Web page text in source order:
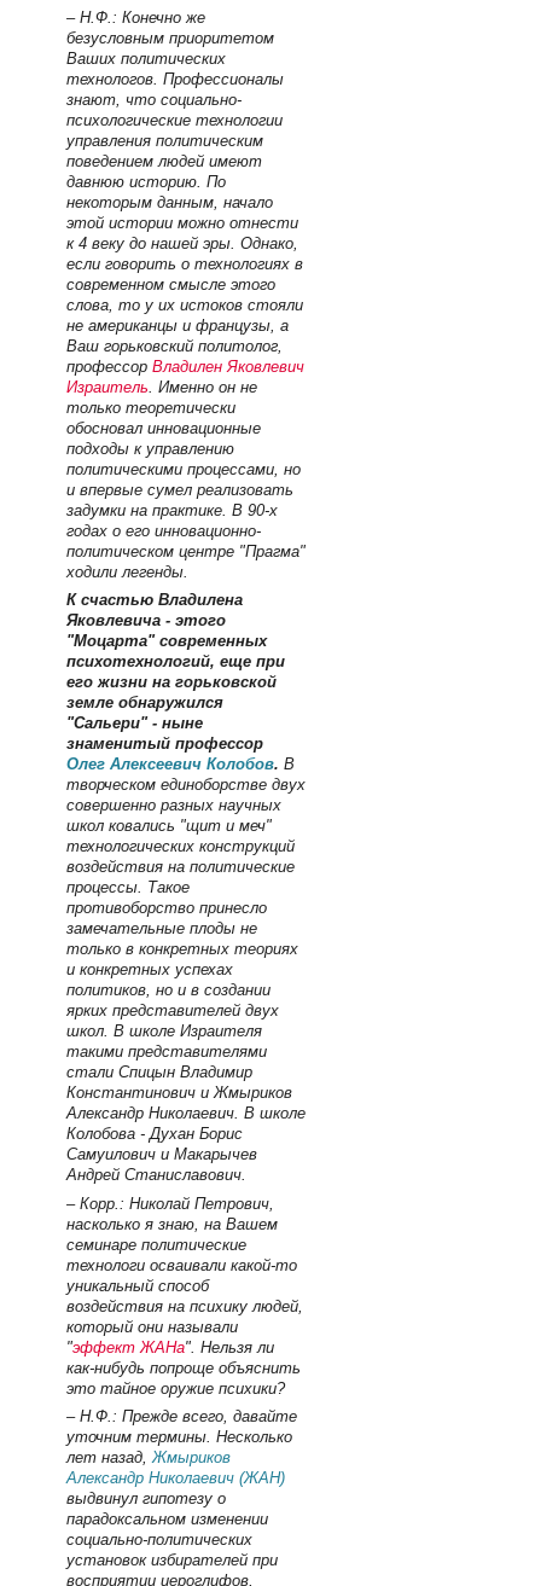
– Н.Ф.: Конечно же
безусловным приоритетом
Ваших политических
технологов. Профессионалы
знают, что социально-
психологические технологии
управления политическим
поведением людей имеют
давнюю историю. По
некоторым данным, начало
этой истории можно отнести
к 4 веку до нашей эры. Однако,
если говорить о технологиях в
современном смысле этого
слова, то у их истоков стояли
не американцы и французы, а
Ваш горьковский политолог,
профессорВладилен Яковлевич
Израитель . Именно он не
только теоретически
обосновал инновационные
подходы к управлению
политическими процессами, но
и впервые сумел реализовать
задумки на практике. В 90-х
годах о его инновационно-
политическом центре "Прагма"
ходили легенды.
К счастью Владилена
Яковлевича - этого
"Моцарта" современных
психотехнологий, еще при
его жизни на горьковской
земле обнаружился
"Сальери" - ныне
знаменитый профессор
Олег Алексеевич Колобов. В
творческом единоборстве двух
совершенно разных научных
школ ковались "щит и меч"
технологических конструкций
воздействия на политические
процессы. Такое
противоборство принесло
замечательные плоды не
только в конкретных теориях
и конкретных успехах
политиков, но и в создании
ярких представителей двух
школ. В школе Израителя
такими представителями
стали Спицын Владимир
Константинович и Жмыриков
Александр Николаевич. В школе
Колобова - Духан Борис
Самуилович и Макарычев
Андрей Станиславович.
– Корр.: Николай Петрович,
насколько я знаю, на Вашем
семинаре политические
технологи осваивали какой-то
уникальный способ
воздействия на психику людей,
который они называли
"эффект ЖАНа". Нельзя ли
как-нибудь попроще объяснить
это тайное оружие психики?
– Н.Ф.: Прежде всего, давайте
уточним термины. Несколько
лет назад,Жмыриков
Александр Николаевич (ЖАН)
выдвинул гипотезу о
парадоксальном изменении
социально-политических
установок избирателей при
восприятии иероглифов,